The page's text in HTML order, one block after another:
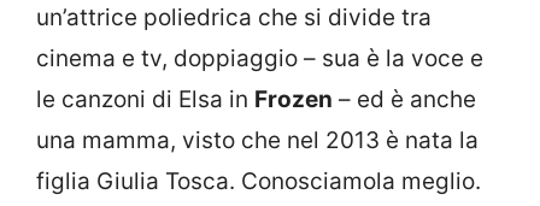
un’attrice poliedrica che si divide tra
cinema e tv, doppiaggio – sua è la voce e
le canzoni di Elsa in Frozen – ed è anche
una mamma, visto che nel 2013 è nata la
figlia Giulia Tosca. Conosciamola meglio.